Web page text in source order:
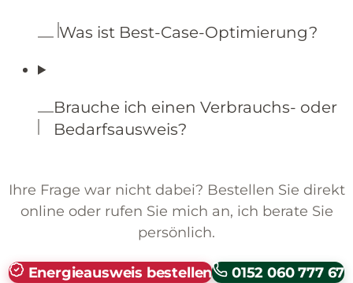
Was ist Best-Case-Optimierung?
Brauche ich einen Verbrauchs- oder
Bedarfsausweis?
Ihre Frage war nicht dabei? Bestellen Sie direkt
online oder rufen Sie mich an, ich berate Sie
persönlich.
Energieausweis bestellen 0152 060 777 67